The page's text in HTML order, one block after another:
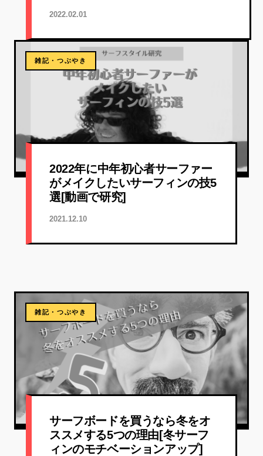
2022.02.01
雑記・つぶやき
2022年に中年初心者サーファー
がメイクしたいサーフィンの技5
選[動画で研究]
2021.12.10
雑記・つぶやき
サーフボードを買うなら冬をオ
ススメする5つの理由[冬サーフ
ィンのモチベーションアップ]